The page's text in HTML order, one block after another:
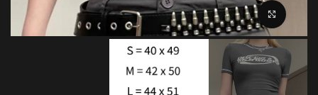
بزرگنمایی تصویر